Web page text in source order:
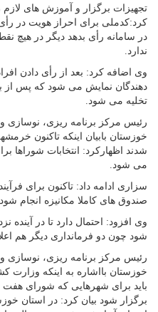
تجهیزات برگزار و آموزش های لازم
کرد:کدملی برای احراز هویت در
در سامانه رأی بدهد دیگر در هیچ
ندارد.
وی اضافه کرد: بعد از رأی دادن
دهندگان نمایش می شود که پس از
تخلیه می شود.
رئیس مرکز برنامه ریزی، نوسازی
خوزستان بابیان اینکه تاکنون
شدند اظهارکرد: انتخابات شوراها
می شود.
سزاری ادامه داد: تاکنون برای
صندوق های کاملا مکانیزه انجام
وی افزود: احتمال دارد تا در آینده
شود چون دو فرمانداری دیگر هم
رئیس مرکز برنامه ریزی، نوسازی
خوزستان بااشاره به اینکه وزارت
باید برای شهرهایی که شورای هفت